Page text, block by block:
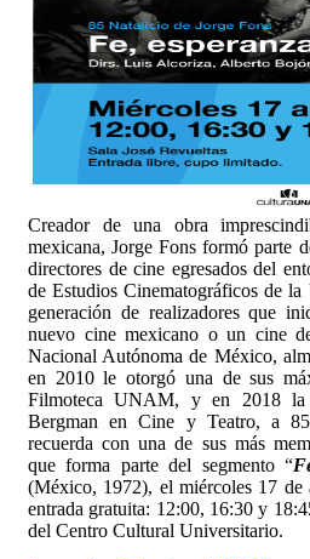
Creador de una obra
mexicana, Jorge Fons formó parte
directores de cine egresados del
de Estudios Cinematográficos de
generación de realizadores que
nuevo cine mexicano o un cine
Nacional Autónoma de México,
en 2010 le otorgó una de sus
Filmoteca UNAM, y en 2018 la
Bergman en Cine y Teatro, a
recuerda con una de sus más
que forma parte del segmento “
(México, 1972), el miércoles 17 de
entrada gratuita: 12:00, 16:30 y
del Centro Cultural Universitario.